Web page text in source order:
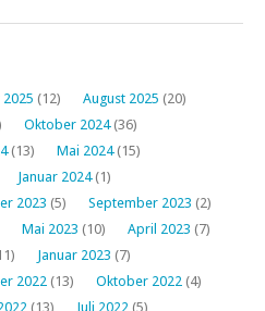
(12) August 2025 (20)
Oktober 2024(36)
(13) Mai 2024(15)
Januar 2024(1)
2023 (5) September 2023 (2)
Mai 2023 (10) April 2023 (7)
Januar 2023 (7)
2022 (13) Oktober 2022 (4)
(13) Juli 2022 (5)